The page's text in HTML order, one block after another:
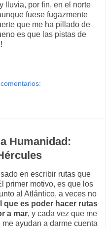
lluvia, por fin, en el norte
fuese fugazmente
que me ha pillado de
es que las pistas de
Humanidad:
en escribir rutas que
primer motivo, es que los
al Atlántico, a veces no
que es poder hacer rutas
a mar, y cada vez que me
ayudan a darme cuenta